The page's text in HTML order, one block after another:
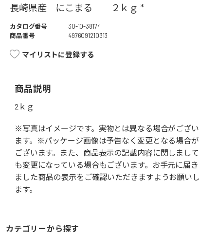
長崎県産 にこまる ２ｋｇ *
カタログ番号
30-10-38174
商品番号
4976091210313
マイリストに登録する
商品説明
2ｋｇ
※写真はイメージです。実物とは異なる場合がござい
ます。※パッケージ画像は予告なく変更となる場合が
ございます。また、商品表示の記載内容に関しまして
も変更になっている場合もございます。お手元に届き
ました商品の表示をご確認いただきますようお願いし
ます。
カテゴリーから探す